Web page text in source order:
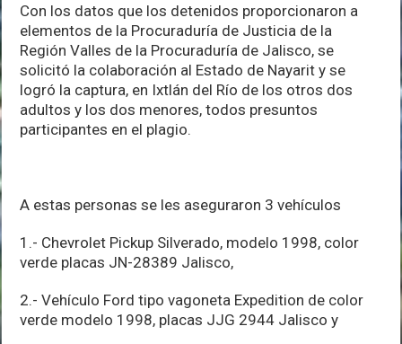
Con los datos que los detenidos proporcionaron a
elementos de la Procuraduría de Justicia de la
Región Valles de la Procuraduría de Jalisco, se
solicitó la colaboración al Estado de Nayarit y se
logró la captura, en Ixtlán del Río de los otros dos
adultos y los dos menores, todos presuntos
participantes en el plagio.
A estas personas se les aseguraron 3 vehículos
1.- Chevrolet Pickup Silverado, modelo 1998, color
verde placas JN-28389 Jalisco,
2.- Vehículo Ford tipo vagoneta Expedition de color
verde modelo 1998, placas JJG 2944 Jalisco y